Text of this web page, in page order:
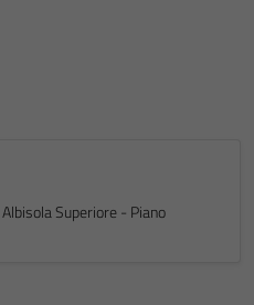
Superiore - Piano